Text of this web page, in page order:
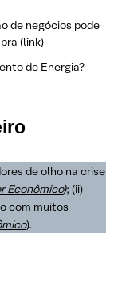
de negócios pode
(link)
de Energia?
de olho na crise
Econômico); (ii)
com muitos
).